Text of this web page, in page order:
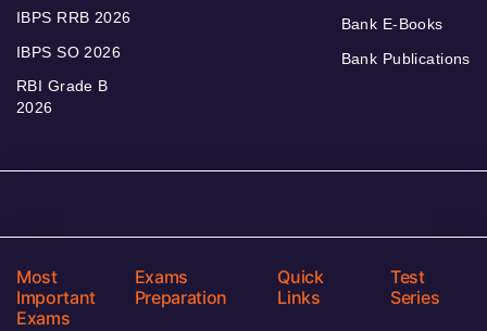
IBPS RRB 2026
IBPS SO 2026
RBI Grade B
2026
Bank E-Books
Bank Publications
Most
Important
Exams
Exams
Preparation
Quick
Links
Test
Series